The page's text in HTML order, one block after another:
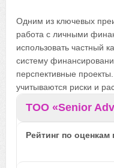
Одним из ключевых
работа с личными
использовать частный
систему
перспективные
учитываются риски и
ТОО «Senior
Рейтинг по оценкам